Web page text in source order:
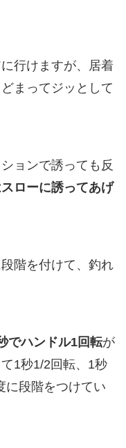
行けますが、居着
まってジッとして
ョンで誘っても反
ローに誘ってあげ
階を付けて、釣れ
でハンドル1回転が
1秒1/2回転、1秒
に段階をつけてい